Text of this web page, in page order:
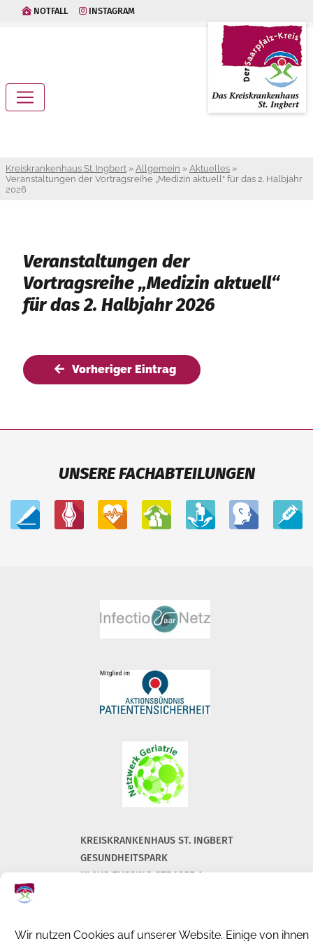
NOTFALL INSTAGRAM
Kreiskrankenhaus St. Ingbert » Allgemein » Aktuelles »
Veranstaltungen der Vortragsreihe „Medizin aktuell“ für das 2. Halbjahr
2026
Veranstaltungen der
Vortragsreihe „Medizin aktuell“
für das 2. Halbjahr 2026
Vorheriger Eintrag
UNSERE FACHABTEILUNGEN
KREISKRANKENHAUS ST. INGBERT
GESUNDHEITSPARK
KLAUS-TUSSING-STRASSE 1
+49 (0) 6894 108-0